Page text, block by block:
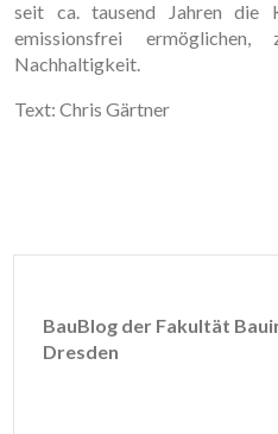
seit ca. tausend Jahren die
emissionsfrei
Nachhaltigkeit.
Text: Chris Gärtner
BauBlog der Fakultät
Dresden